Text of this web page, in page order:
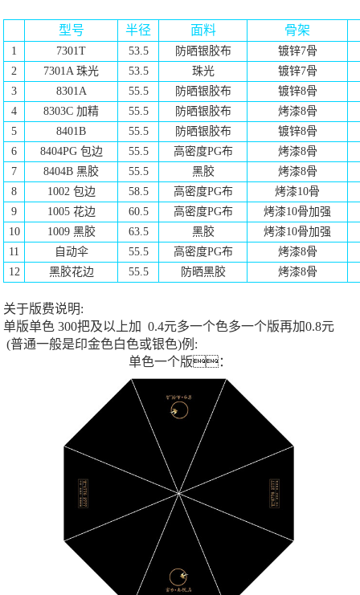
型号 半径 面料 骨架
1 7301T 53.5 防晒银胶布
镀锌7骨
2
7301A 珠光 53.5 珠光
镀锌7骨
3
8301A 55.5 防晒银胶布 镀锌8骨
4
8303C 加精 55.5 防晒银胶布
烤漆8骨
5
8401B 55.5 防晒银胶布 镀锌8骨
6
8404PG 包边 55.5 高密度PG布
烤漆8骨
7
8404B 黑胶 55.5 黑胶
烤漆8骨
8
1002 包边 58.5 高密度PG布 烤漆10骨
9
1005 花边 60.5 高密度PG布
烤漆10骨加强
10
1009 黑胶 63.5 黑胶
烤漆10骨加强
11
自动伞 55.5 高密度PG布
烤漆8骨
12
黑胶花边 55.5 防晒黑胶 烤漆8骨
关于版费说明:
单版单色 300把及以上加 0.4元多一个色多一个版再加0.8元
(普通一般是印金色白色或银色)例:
单色一个版：